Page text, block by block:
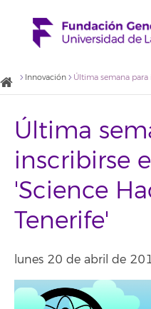
Innovación
Última
inscribirse
'Science
Tenerife'
lunes 20 de abril de